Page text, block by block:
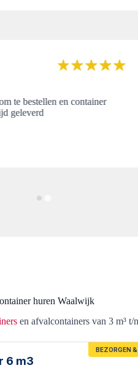
te bestellen en container
geleverd
huren Waalwijk
en afvalcontainers van 3 m³ t/
BEZORGEN
6 m3